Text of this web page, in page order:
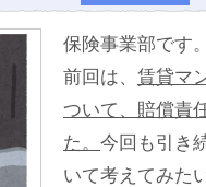
保険事業部です
前回は、 賃貸マ
ついて、賠償責
た。 今回も引き
いて考えてみた